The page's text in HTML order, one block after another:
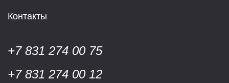
Контакты
+7 831 274 00 75
+7 831 274 00 12